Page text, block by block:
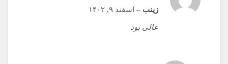
از 5
زینب – اسفند ۹, ۱۴۰۲
عالی بود